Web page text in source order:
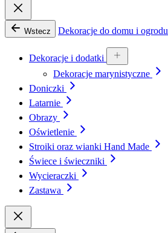
Wstecz Dekoracje do domu i ogrodu
Dekoracje i dodatki
Dekoracje marynistyczne
Doniczki
Latarnie
Obrazy
Oświetlenie
Stroiki oraz wianki Hand Made
Świece i świeczniki
Wycieraczki
Zastawa